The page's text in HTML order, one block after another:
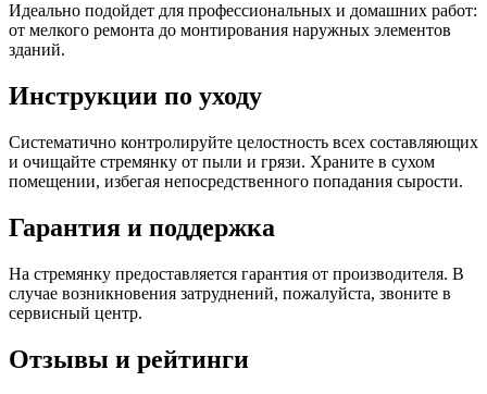
Идеально подойдет для профессиональных и домашних работ:
от мелкого ремонта до монтирования наружных элементов
зданий.
Инструкции по уходу
Систематично контролируйте целостность всех составляющих
и очищайте стремянку от пыли и грязи. Храните в сухом
помещении, избегая непосредственного попадания сырости.
Гарантия и поддержка
На стремянку предоставляется гарантия от производителя. В
случае возникновения затруднений, пожалуйста, звоните в
сервисный центр.
Отзывы и рейтинги